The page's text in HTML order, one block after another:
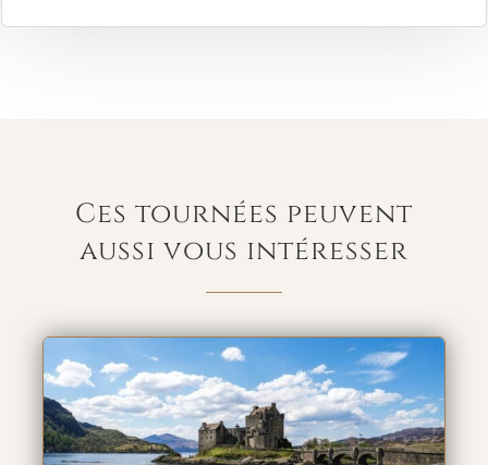
Ces tournées peuvent
aussi vous intéresser